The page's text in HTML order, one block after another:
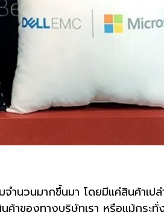
ำนวนมากขึ้นมา โดยมีแค่สินค้าเป
าของทางบริษัทเรา หรือแม้กระ